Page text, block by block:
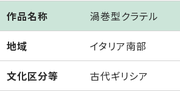
作品名称 渦巻型クラテル
地域 イタリア南部
文化区分等 古代ギリシア